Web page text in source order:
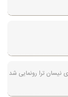
نیسان ترا رونمایی شد